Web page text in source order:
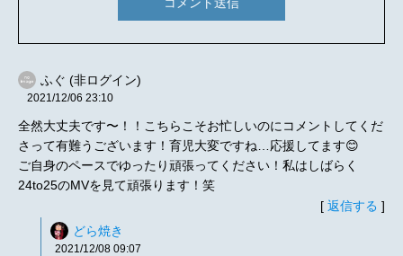
ふぐ (非ログイン)
2021/12/06 23:10
全然大丈夫です〜！！こちらこそお忙しいのにコメントしてくだ
さって有難うございます！育児大変ですね…応援してます😊
ご自身のペースでゆったり頑張ってください！私はしばらく
24to25のMVを見て頑張ります！笑
[ 返信する ]
どら焼き
2021/12/08 09:07